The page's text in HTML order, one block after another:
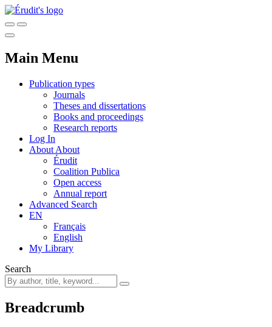
Main Menu
Publication types
Journals
Theses and dissertations
Books and proceedings
Research reports
Log In
About About
Érudit
Coalition Publica
Open access
Annual report
Advanced Search
EN
Français
English
My Library
Search
Breadcrumb